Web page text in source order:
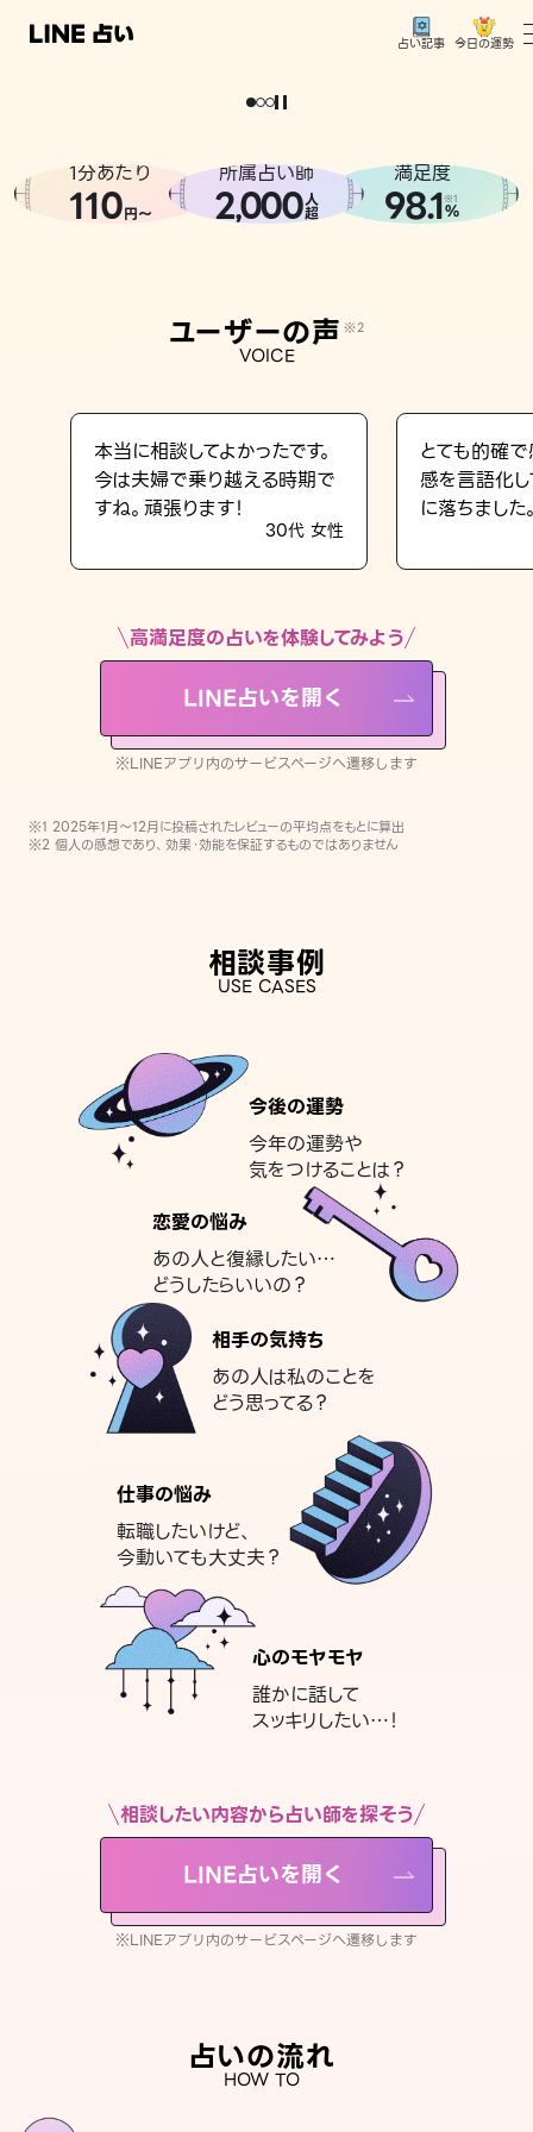
占い記事 今日の運勢
相談事例
LINE占いを開く
※LINEアプリ内のサービスページへ遷移します
どうせなら
。
1分あたり
110円〜
所属占い師
2,000人
超
満足度
98.1※1
%
ユーザーの声 ※2
VOICE
本当に相談してよかったです。
今は夫婦で乗り越える時期で
すね。頑張ります！
30代 女性
とても的確
感を言語化
に落ちました
高満足度の占いを体験してみよう
LINE占いを開く
※LINEアプリ内のサービスページへ遷移します
※1 2025年1月〜12月に投稿されたレビューの平均点をもとに算出
※2 個人の感想であり、効果・効能を保証するものではありません
相談事例
USE CASES
今後の運勢
今年の運勢や
気をつけることは？
恋愛の悩み
あの人と復縁したい…
どうしたらいいの？
相手の気持ち
あの人は私のことを
どう思ってる？
仕事の悩み
転職したいけど、
今動いても大丈夫？
心のモヤモヤ
誰かに話して
スッキリしたい…！
相談したい内容から占い師を探そう
LINE占いを開く
※LINEアプリ内のサービスページへ遷移します
占いの流れ
HOW TO